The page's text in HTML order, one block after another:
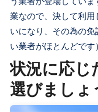
業なので、決して利
いになり、その為の
い業者がほとんどです）
状況に応じ
選びましょ